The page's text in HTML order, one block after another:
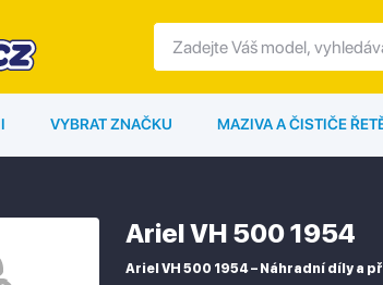
VYBRAT ZNAČKU MAZIVA A ČISTIČE
Ariel VH 500 1954
Ariel VH 500 1954 – Náhradní díly a